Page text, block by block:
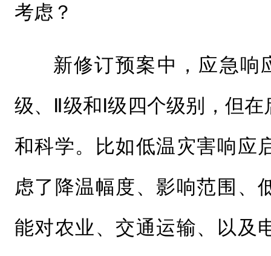
考虑？
新修订预案中，应急
级、Ⅱ级和Ⅰ级四个级别，但
和科学。比如低温灾害响应
虑了降温幅度、影响范围、
能对农业、交通运输、以及